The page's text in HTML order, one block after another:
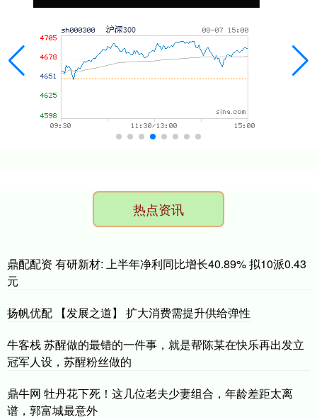
热点资讯
鼎配配资 有研新材: 上半年净利同比增长40.89% 拟10派0.43
元
扬帆优配 【发展之道】 扩大消费需提升供给弹性
牛客栈 苏醒做的最错的一件事，就是帮陈某在快乐再出发立
冠军人设，苏醒粉丝做的
鼎牛网 牡丹花下死！这几位老夫少妻组合，年龄差距太离
谱，郭富城最意外